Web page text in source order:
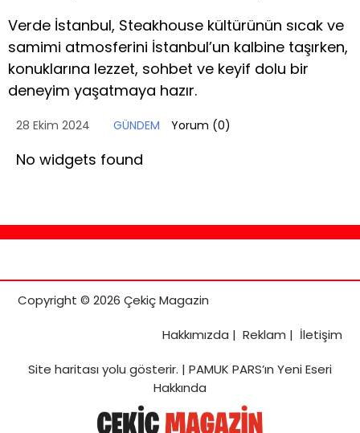
Verde İstanbul, Steakhouse kültürünün sıcak ve
samimi atmosferini İstanbul’un kalbine taşırken,
konuklarına lezzet, sohbet ve keyif dolu bir
deneyim yaşatmaya hazır.
28 Ekim 2024 GÜNDEM Yorum (0)
No widgets found
Copyright © 2026 Çekiç Magazin
Hakkımızda | Reklam | İletişim
Site haritasıyolu gösterir. | PAMUK PARS’ın Yeni Eseri
Hakkında